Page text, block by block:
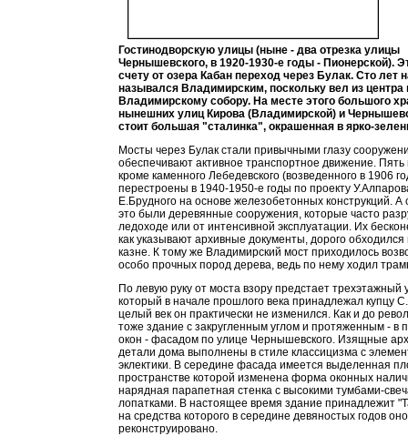
Гостинодворскую улицы (ныне - два отрезка улицы
Чернышевского, в 1920-1930-е годы - Пионерской).
счету от озера Кабан переход через Булак. Сто лет
назывался Владимирским, поскольку вел из центра
Владимирскому собору. На месте этого большого
нынешних улиц Кирова (Владимирской) и
стоит большая "сталинка", окрашенная в ярко-
Мосты через Булак стали привычными глазу
обеспечивают активное транспортное движение. Пять
кроме каменного Лебедевского (возведенного в 1906
перестроены в 1940-1950-е годы по проекту
Е.Брудного на основе железобетонных конструкций. А
это были деревянные сооружения, которые часто
ледоходе или от интенсивной эксплуатации. Их
как указывают архивные документы, дорого обходился
казне. К тому же Владимирский мост приходилось
особо прочных пород дерева, ведь по нему ходил
По левую руку от моста взору предстает трехэтажный
который в начале прошлого века принадлежал купцу
целый век он практически не изменился. Как и до
тоже здание с закругленным углом и протяженным - в
окон - фасадом по улице Чернышевского. Изящные
детали дома выполнены в стиле классицизма с
эклектики. В середине фасада имеется выделенная
пространстве которой изменена форма оконных
нарядная парапетная стенка с высокими тумбами-
лопатками. В настоящее время здание принадлежит
на средства которого в середине девяностых годов
реконструировано.